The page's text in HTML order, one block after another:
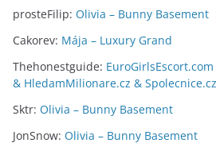
prosteFilip: Olivia – Bunny Basement
Cakorev: Mája – Luxury Grand
Thehonestguide:
& HledamMilionare.cz & Spolecnice.cz
Sktr: Olivia – Bunny Basement
JonSnow: Olivia – Bunny Basement